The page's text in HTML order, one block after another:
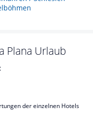
Plana Urlaub
der einzelnen Hotels